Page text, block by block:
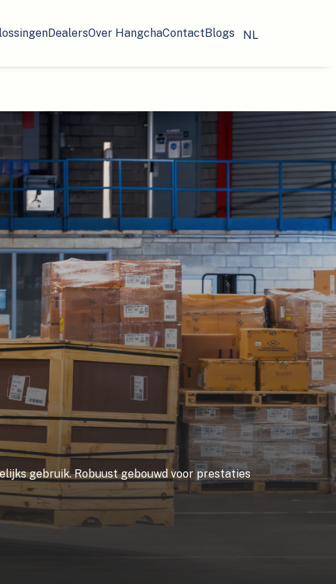
DealersOver HangchaContactBlogs NL
gebruik. Robuust gebouwd voor prestaties